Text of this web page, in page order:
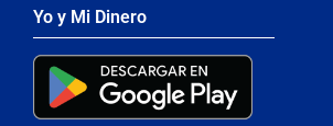
Yo y Mi Dinero